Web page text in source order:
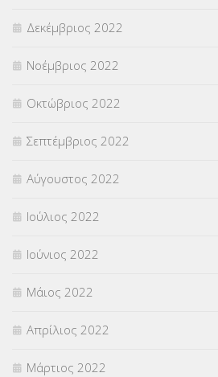
Δεκέμβριος 2022
Νοέμβριος 2022
Οκτώβριος 2022
Σεπτέμβριος 2022
Αύγουστος 2022
Ιούλιος 2022
Ιούνιος 2022
Μάιος 2022
Απρίλιος 2022
Μάρτιος 2022